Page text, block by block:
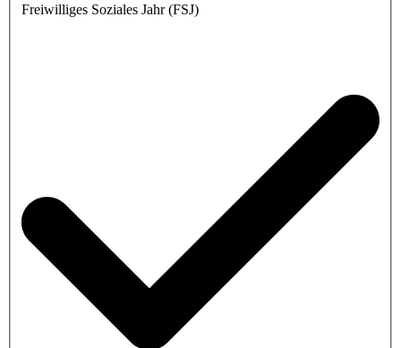
Freiwilliges Soziales Jahr (FSJ)